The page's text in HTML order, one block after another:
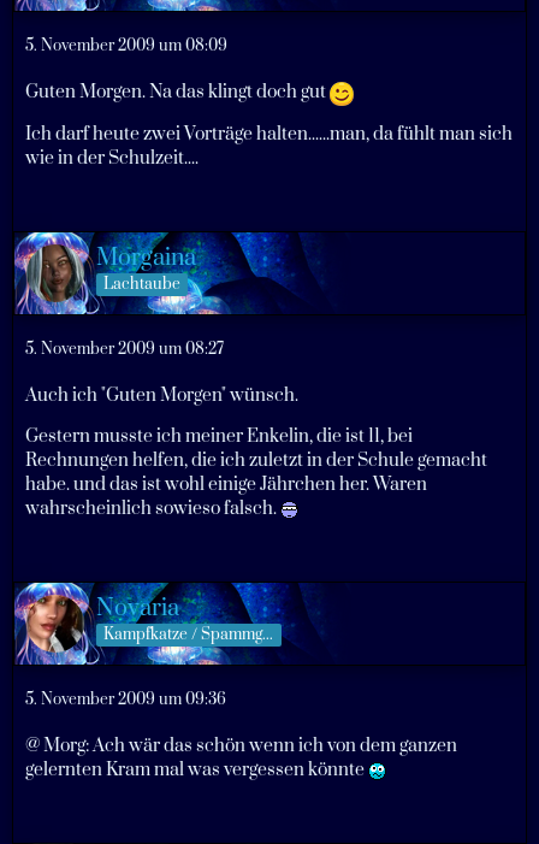
5. November 2009 um 08:09
Guten Morgen. Na das klingt doch gut
Ich darf heute zwei Vorträge halten......man, da fühlt man sich
wie in der Schulzeit....
Morgaina
Lachtaube
5. November 2009 um 08:27
Auch ich "Guten Morgen" wünsch.
Gestern musste ich meiner Enkelin, die ist 11, bei
Rechnungen helfen, die ich zuletzt in der Schule gemacht
habe. und das ist wohl einige Jährchen her. Waren
wahrscheinlich sowieso falsch.
Novaria
Kampfkatze / Spammgöttin
5. November 2009 um 09:36
@ Morg: Ach wär das schön wenn ich von dem ganzen
gelernten Kram mal was vergessen könnte